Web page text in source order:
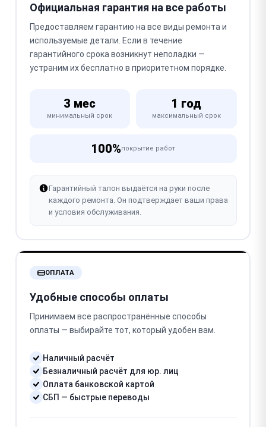
Официальная гарантия на все работы
Предоставляем гарантию на все виды ремонта и
используемые детали. Если в течение
гарантийного срока возникнут неполадки —
устраним их бесплатно в приоритетном порядке.
3 мес
минимальный срок
1 год
максимальный срок
100%покрытие работ
Гарантийный талон выдаётся на руки после
каждого ремонта. Он подтверждает ваши права
и условия обслуживания.
ОПЛАТА
Удобные способы оплаты
Принимаем все распространённые способы
оплаты — выбирайте тот, который удобен вам.
Наличный расчёт
Безналичный расчёт для юр. лиц
Оплата банковской картой
СБП — быстрые переводы